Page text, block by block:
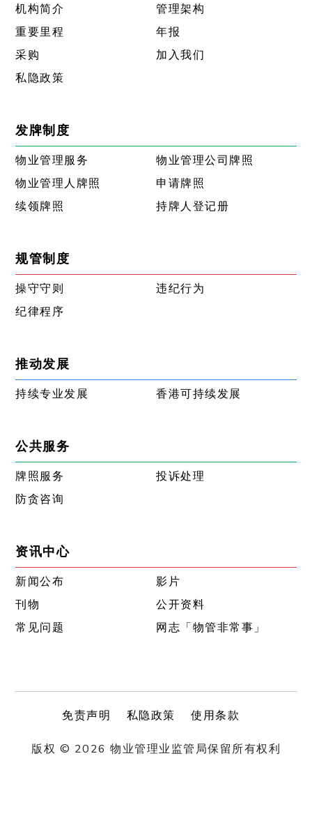
机构简介
管理架构
重要里程
年报
采购
加入我们
私隐政策
发牌制度
物业管理服务
物业管理公司牌照
物业管理人牌照
申请牌照
续领牌照
持牌人登记册
规管制度
操守守则
违纪行为
纪律程序
推动发展
持续专业发展 香港可持续发展
公共服务
牌照服务
投诉处理
防贪咨询
资讯中心
新闻公布
影片
刊物
公开资料
常见问题
网志「物管非常事」
免责声明 私隐政策 使用条款
版权 © 2026 物业管理业监管局保留所有权利